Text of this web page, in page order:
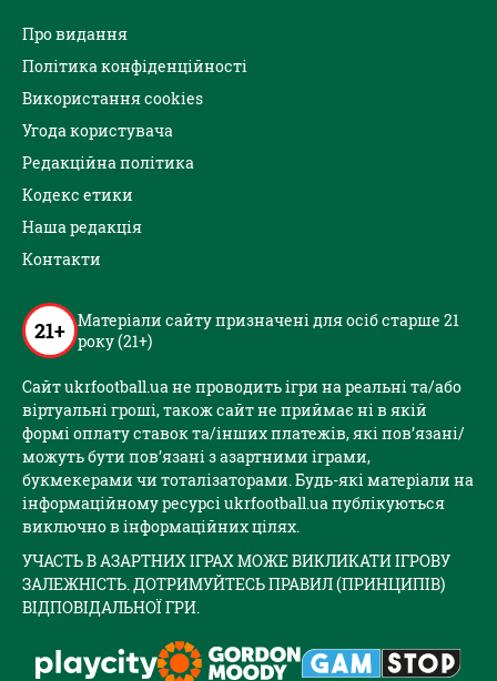
Про видання
Політика конфіденційності
Використання cookies
Угода користувача
Редакційна політика
Кодекс етики
Наша редакція
Контакти
21+ Матеріали сайту призначені для осіб старше 21
року (21+)
Сайт ukrfootball.ua не проводить ігри на реальні та/або
віртуальні гроші, також сайт не приймає ні в якій
формі оплату ставок та/інших платежів, які пов’язані/
можуть бути пов’язані з азартними іграми,
букмекерами чи тоталізаторами. Будь-які матеріали на
інформаційному ресурсі ukrfootball.ua публікуються
виключно в інформаційних цілях.
УЧАСТЬ В АЗАРТНИХ ІГРАХ МОЖЕ ВИКЛИКАТИ ІГРОВУ
ЗАЛЕЖНІСТЬ. ДОТРИМУЙТЕСЬ ПРАВИЛ (ПРИНЦИПІВ)
ВІДПОВІДАЛЬНОЇ ГРИ.